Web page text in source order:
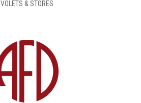
VOLETS & STORES